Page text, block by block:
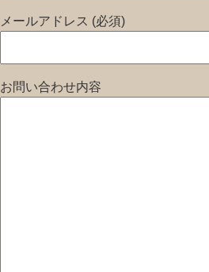
メールアドレス (必須)
お問い合わせ内容